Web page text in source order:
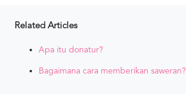
Related Articles
Apa itu donatur?
Bagaimana cara memberikan saweran?